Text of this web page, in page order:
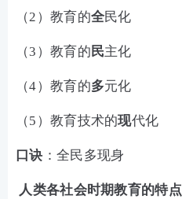
（2）教育的全民化
（3）教育的 民主化
（4）教育的多元化
（5）教育技术的现代化
口诀 ：全民多现身
人类各社会时期教育的特点